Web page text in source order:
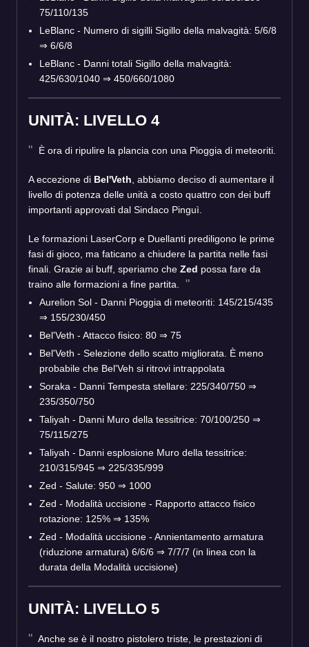
75/110/135
LeBlanc - Numero di sigilli Sigillo della malvagità: 5/6/8
⇒ 6/6/8
LeBlanc - Danni totali Sigillo della malvagità:
425/630/1040 ⇒ 450/660/1080
UNITÀ: LIVELLO 4
È ora di ripulire la plancia con una Pioggia di meteoriti.
A eccezione di Bel'Veth , abbiamo deciso di aumentare il
livello di potenza delle unità a costo quattro con dei buff
importanti approvati dal Sindaco Pinguì.
Le formazioni LaserCorp e Duellanti prediligono le prime
fasi di gioco, ma faticano a chiudere la partita nelle fasi
finali. Grazie ai buff, speriamo che Zed possa fare da
traino alle formazioni a fine partita.
Aurelion Sol - Danni Pioggia di meteoriti: 145/215/435
⇒ 155/230/450
Bel'Veth - Attacco fisico: 80 ⇒ 75
Bel'Veth - Selezione dello scatto migliorata. È meno
probabile che Bel'Veh si ritrovi intrappolata
Soraka - Danni Tempesta stellare: 225/340/750 ⇒
235/350/750
Taliyah - Danni Muro della tessitrice: 70/100/250 ⇒
75/115/275
Taliyah - Danni esplosione Muro della tessitrice:
210/315/945 ⇒ 225/335/999
Zed - Salute: 950 ⇒ 1000
Zed - Modalità uccisione - Rapporto attacco fisico
rotazione: 125% ⇒ 135%
Zed - Modalità uccisione - Annientamento armatura
(riduzione armatura) 6/6/6 ⇒ 7/7/7 (in linea con la
durata della Modalità uccisione)
UNITÀ: LIVELLO 5
Anche se è il nostro pistolero triste, le prestazioni di